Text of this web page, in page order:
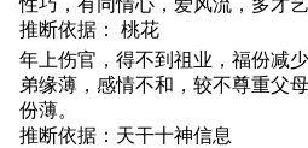
性巧，有同情心，爱风流，多才艺
推断依据： 桃花
年上伤官，得不到祖业，福份减
弟缘薄，感情不和，较不尊重父
份薄。
推断依据：天干十神信息